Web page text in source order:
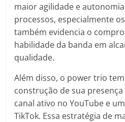
maior agilidade e
processos, especialmente
também evidencia o
habilidade da banda em
qualidade.
Além disso, o power trio
construção de sua
canal ativo no YouTube e
TikTok. Essa estratégia de